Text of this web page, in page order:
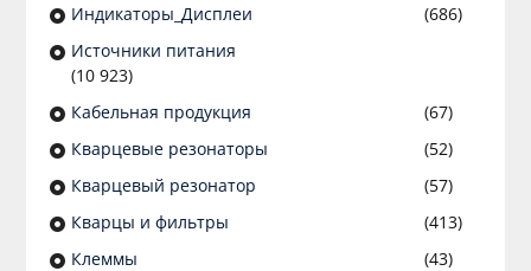
Индикаторы_Дисплеи
(686)
Источники питания
(10 923)
Кабельная продукция
(67)
Кварцевые резонаторы
(52)
Кварцевый резонатор
(57)
Кварцы и фильтры
(413)
Клеммы
(43)